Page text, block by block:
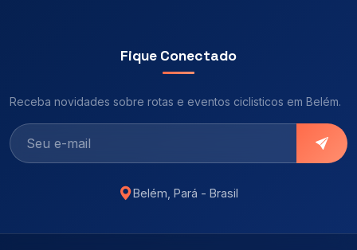
Fique Conectado
Receba novidades sobre rotas e eventos ciclisticos em Belém.
Belém, Pará - Brasil